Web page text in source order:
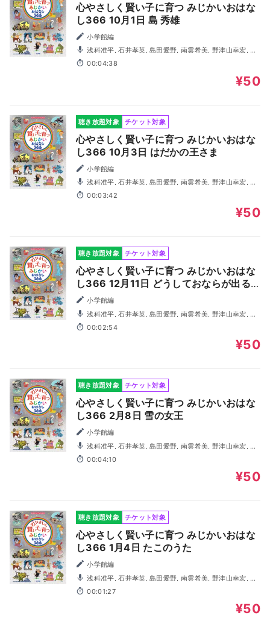
心やさしく賢い子に育つ みじかいおはな
し366 10月1日 島 秀雄
小学館編
浅科准平, 石井孝英, 島田愛野, 南雲希美, 野津山幸宏, 八
木田幸恵, 山谷祥生, 神森徹也（歌・演奏）
00:04:38
¥50
聴き放題対象 チケット対象
心やさしく賢い子に育つ みじかいおはな
し366 10月3日 はだかの王さま
小学館編
浅科准平, 石井孝英, 島田愛野, 南雲希美, 野津山幸宏, 八
木田幸恵, 山谷祥生, 神森徹也（歌・演奏）
00:03:42
¥50
聴き放題対象 チケット対象
心やさしく賢い子に育つ みじかいおはな
し366 12月11日 どうしておならが出る
の？小学館編
浅科准平, 石井孝英, 島田愛野, 南雲希美, 野津山幸宏, 八
木田幸恵, 山谷祥生, 神森徹也（歌・演奏）
00:02:54
¥50
聴き放題対象 チケット対象
心やさしく賢い子に育つ みじかいおはな
し366 2月8日 雪の女王
小学館編
浅科准平, 石井孝英, 島田愛野, 南雲希美, 野津山幸宏, 八
木田幸恵, 山谷祥生, 神森徹也（歌・演奏）
00:04:10
¥50
聴き放題対象 チケット対象
心やさしく賢い子に育つ みじかいおはな
し366 1月4日 たこのうた
小学館編
浅科准平, 石井孝英, 島田愛野, 南雲希美, 野津山幸宏, 八
木田幸恵, 山谷祥生, 神森徹也（歌・演奏）
00:01:27
¥50